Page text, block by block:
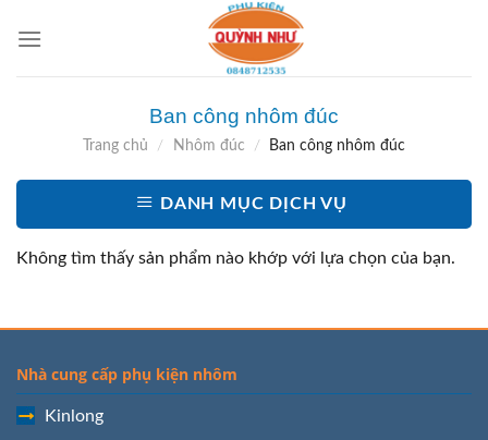
Ban công nhôm đúc
Trang chủ / Nhôm đúc / Ban công nhôm đúc
DANH MỤC DỊCH VỤ
Không tìm thấy sản phẩm nào khớp với lựa chọn của bạn.
Nhà cung cấp phụ kiện nhôm
Kinlong